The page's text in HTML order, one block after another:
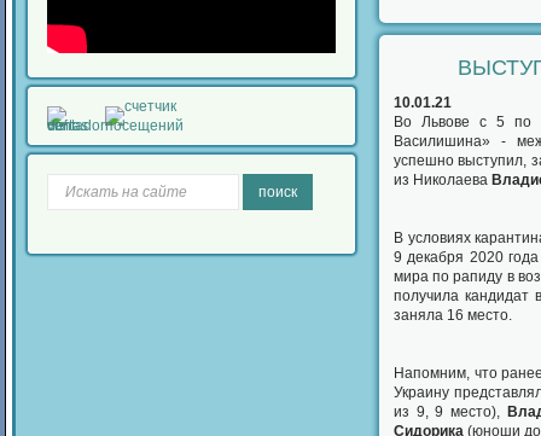
10.01.21
Во Львове с 5 по
Василишина» -
успешно выступил,
из Николаева
В условиях
9 декабря 2020
мира по рапиду в
получила кандидат
заняла 16 место.
Напомним, что
Украину
из 9, 9 место),
Сидорика (юноши до
поиск